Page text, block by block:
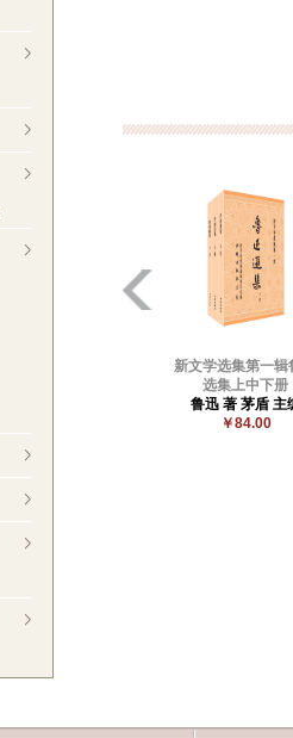
新文学选集第一辑
选集上中下册
鲁迅 著 茅盾 主
￥84.00